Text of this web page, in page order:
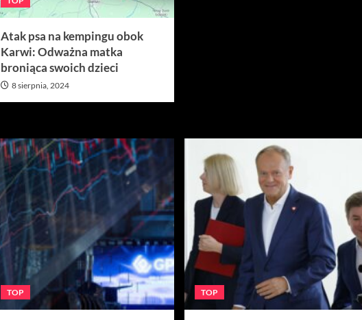
Atak psa na kempingu obok
Karwi: Odważna matka
broniąca swoich dzieci
8 sierpnia, 2024
TOP TOP